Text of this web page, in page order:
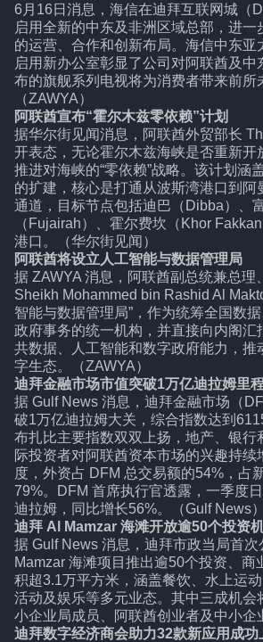
6月16日消息，海信在迪拜互联网城（
启用全新的中东及非洲区域总部，进一
的运营、合作和创新布局。海信中东亚
启用新办公室彰显了公司对阿联酋及
布的旗舰系列电视将为消费者带来前所
（ZAWYA）
阿联酋宣布“霍尔木兹零依赖”计划
据华尔街见闻消息，阿联酋外贸部长
开表态，无论霍尔木兹海峡是否重新开
推进对海峡的“零依赖”战略。该计划涵
的扩建，核心是打通从波斯湾港口到阿
通道，目标节点包括迪巴（Dibba）、
（Fujairah）、霍尔费坎（Khor
港口。（华尔街见闻）
阿联酋将设立人工智能与数据管理局
据 ZAWYA 消息，阿联酋副总统兼总理
Sheikh Mohammed bin Rashid Al
智能与数据管理局”，作为统筹全国数
政府事务的统一机构，并直接向内阁汇
共数据、人工智能和数字政府能力，推
字生态。（ZAWYA）
迪拜金融市场市值突破1万亿迪拉姆里
据 Gulf News 消息，迪拜金融市场（
破1万亿迪拉姆大关，综合指数达到
布扎比主要指数双双上扬，地产、银行
际投资者对阿联酋资本市场的兴趣持续
度，外资占 DFM 总交易额的54%，占
79%。DFM 首席执行官透露，一季度
迪拉姆，同比增长56%。（Gulf News）
迪拜 Al Mamzar 海滩开放逾50个投资
据 Gulf News 消息，迪拜市政当局首次
Mamzar 海滩项目推出逾50个投资、商
积超3.1万平方米，涵盖餐饮、水上运
活动及娱乐等多元业态。其中三成机会
小企业局成员、阿联酋创业者及中小企
迪拜数字经济商会助力32款新应用成功